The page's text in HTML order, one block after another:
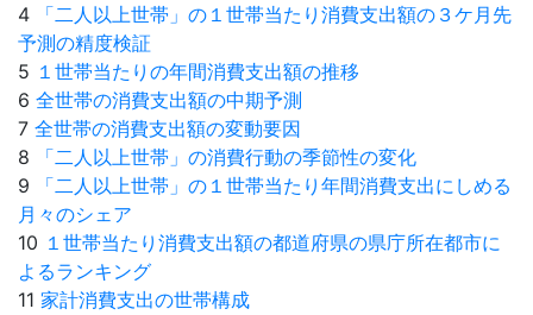
4
「二人以上世帯」の１世帯当たり消費支出額の３ケ月先
予測の精度検証
5 １世帯当たりの年間消費支出額の推移
6 全世帯の消費支出額の中期予測
7 全世帯の消費支出額の変動要因
8
「二人以上世帯」の消費行動の季節性の変化
9
「二人以上世帯」の１世帯当たり年間消費支出にしめる
月々のシェア
10 １世帯当たり消費支出額の都道府県の県庁所在都市に
よるランキング
11 家計消費支出の世帯構成